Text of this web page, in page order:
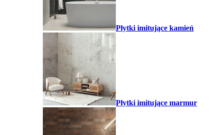
Płytki imitujące kamień
Płytki imitujące marmur